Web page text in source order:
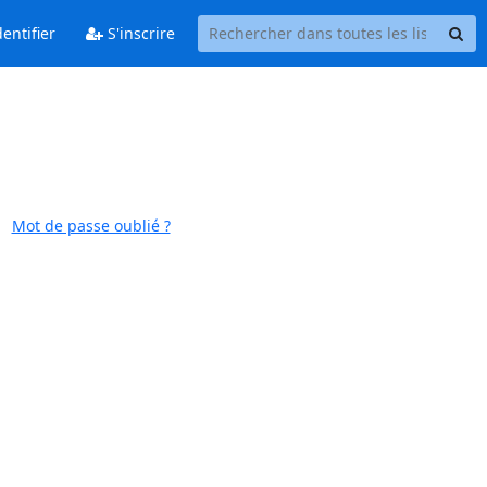
S'inscrire
Mot de passe oublié ?